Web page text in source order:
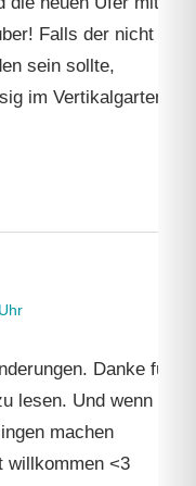
Falls der nicht
sein sollte,
im Vertikalgarten
Danke für
lesen. Und wenn
machen
willkommen <3